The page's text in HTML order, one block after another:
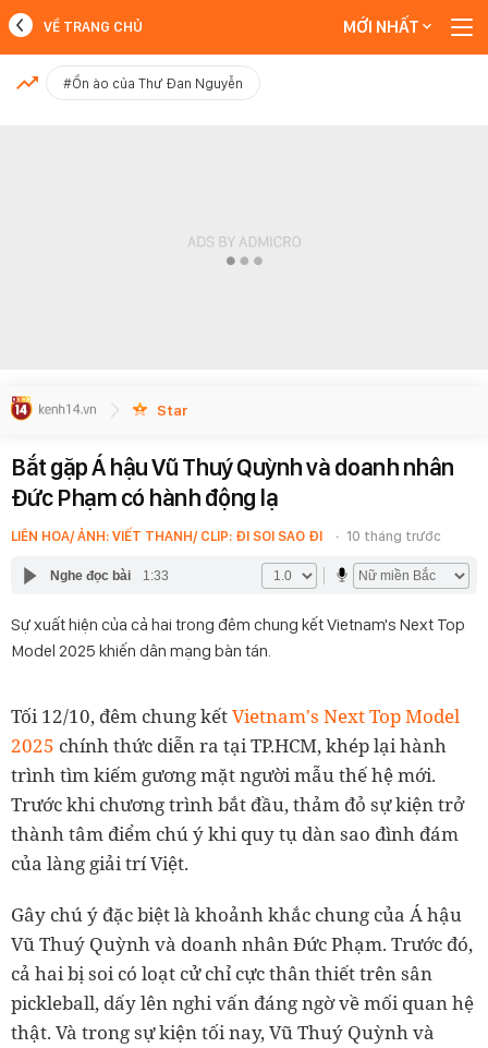
MỚI NHẤT
VỀ TRANG CHỦ MỚI NHẤT
#Ồn ào của Thư Đan Nguyễn
Star
Bắt gặp Á hậu Vũ Thuý Quỳnh và doanh nhân
Đức Phạm có hành động lạ
LIÊN HOA/ ẢNH: VIẾT THANH/ CLIP: ĐI SOI SAO ĐI 10 tháng trước
Nghe đọc bài 1:33
Sự xuất hiện của cả hai trong đêm chung kết Vietnam's Next Top
Model 2025 khiến dân mạng bàn tán.
Tối 12/10, đêm chung kếtVietnam's Next Top Model
2025 chính thức diễn ra tại TP.HCM, khép lại hành
trình tìm kiếm gương mặt người mẫu thế hệ mới.
Trước khi chương trình bắt đầu, thảm đỏ sự kiện trở
thành tâm điểm chú ý khi quy tụ dàn sao đình đám
của làng giải trí Việt.
Gây chú ý đặc biệt là khoảnh khắc chung của Á hậu
Vũ Thuý Quỳnh và doanh nhân Đức Phạm. Trước đó,
cả hai bị soi có loạt cử chỉ cực thân thiết trên sân
pickleball, dấy lên nghi vấn đáng ngờ về mối quan hệ
thật. Và trong sự kiện tối nay, Vũ Thuý Quỳnh và